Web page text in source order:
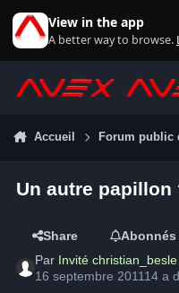
View in the app
A better way to browse.
Accueil Forum public
Un autre papillon
Share
Abonnés
Par Invité christian_besle
16 septembre 201114 a